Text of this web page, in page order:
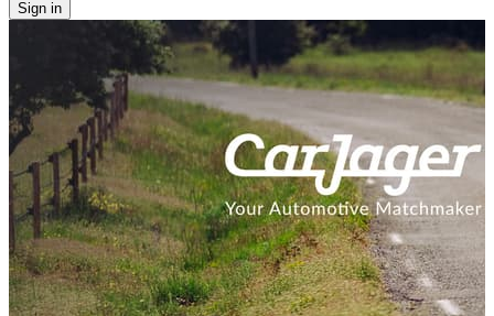
Sign in